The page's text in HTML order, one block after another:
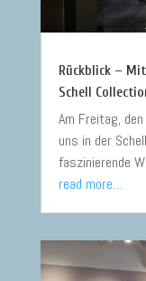
Rückblick –
Schell
Am Freitag,
uns in der
faszinierende
read more…